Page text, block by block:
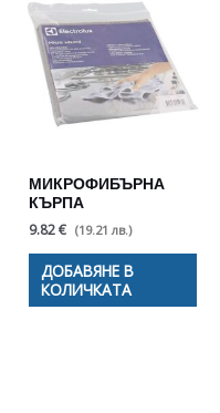
МИКРОФИБЪРНА
КЪРПА
9.82 € (19.21 лв.)
ДОБАВЯНЕ В
КОЛИЧКАТА